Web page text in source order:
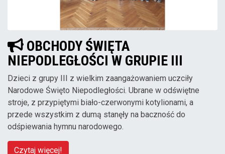
OBCHODY ŚWIĘTA
NIEPODLEGŁOŚCI W GRUPIE III
Dzieci z grupy III z wielkim zaangażowaniem uczciły
Narodowe Święto Niepodległości. Ubrane w odświętne
stroje, z przypiętymi biało-czerwonymi kotylionami, a
przede wszystkim z dumą stanęły na baczność do
odśpiewania hymnu narodowego.
Czytaj więcej!